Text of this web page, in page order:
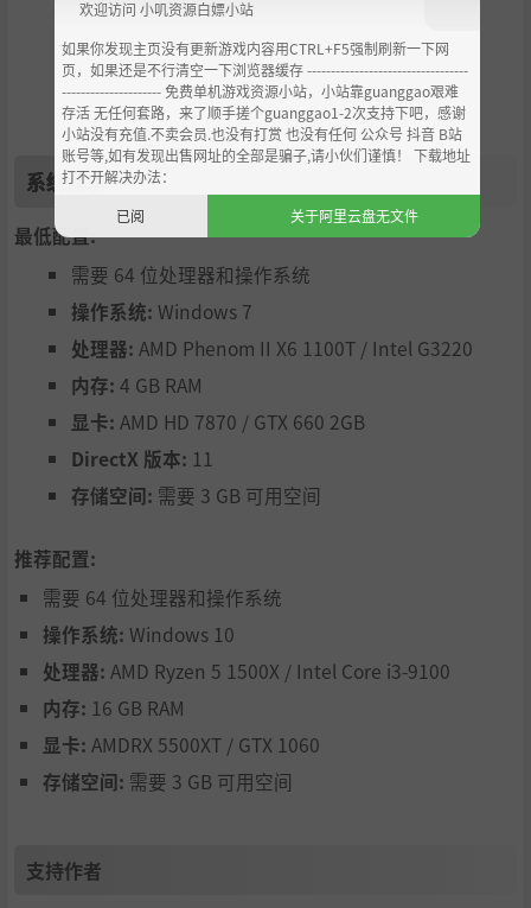
惊心动魄的单人故事战役
程序生成宇宙赋予游戏极高重玩价值
无尽的决策机会和可能性
系统需求
最低配置:
需要 64 位处理器和操作系统
操作系统: Windows 7
处理器: AMD Phenom II X6 1100T / Intel G3220
内存: 4 GB RAM
显卡: AMD HD 7870 / GTX 660 2GB
DirectX 版本: 11
存储空间: 需要 3 GB 可用空间
推荐配置:
需要 64 位处理器和操作系统
操作系统: Windows 10
处理器: AMD Ryzen 5 1500X / Intel Core i3-9100
内存: 16 GB RAM
显卡: AMDRX 5500XT / GTX 1060
存储空间: 需要 3 GB 可用空间
支持作者
欢迎访问 小叽资源白嫖小站
如果你发现主页没有更新游戏内容用CTRL+F5强制刷新一下网
页，如果还是不行清空一下浏览器缓存 ----------------------------------
--------------------- 免费单机游戏资源小站，小站靠guanggao艰难
存活 无任何套路，来了顺手搓个guanggao1-2次支持下吧，感谢
小站没有充值.不卖会员.也没有打赏 也没有任何 公众号 抖音 B站
账号等,如有发现出售网址的全部是骗子,请小伙们谨慎！ 下载地址
打不开解决办法：
已阅
关于阿里云盘无文件